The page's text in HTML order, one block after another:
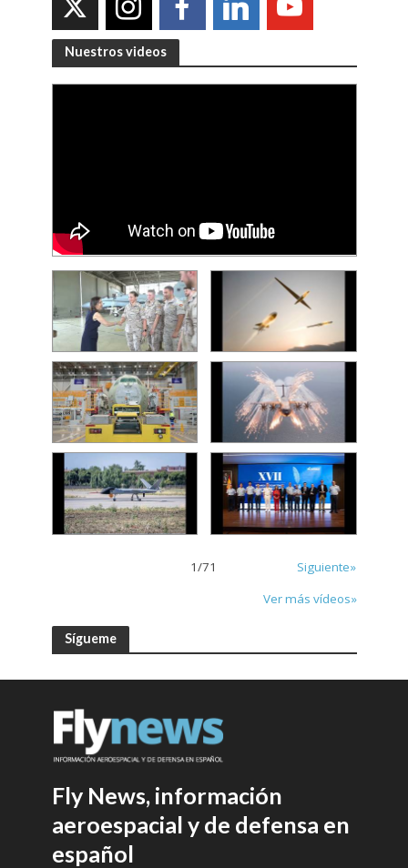
Nuestros videos
1/71
Siguiente»
Ver más vídeos»
Sígueme
Fly News, información
aeroespacial y de defensa en
español